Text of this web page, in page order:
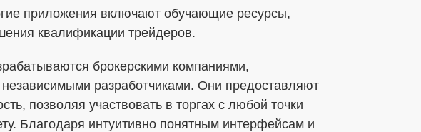
приложения включают обучающие ресурсы,
квалификации трейдеров.
брокерскими компаниями,
разработчиками. Они предоставляют
позволяя участвовать в торгах с любой точки
Благодаря интуитивно понятным интерфейсам и